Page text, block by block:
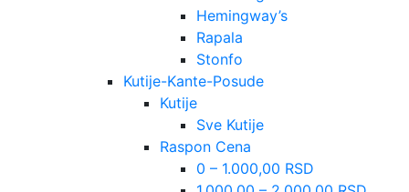
Hemingway’s
Rapala
Stonfo
Kutije-Kante-Posude
Kutije
Sve Kutije
Raspon Cena
0 – 1.000,00 RSD